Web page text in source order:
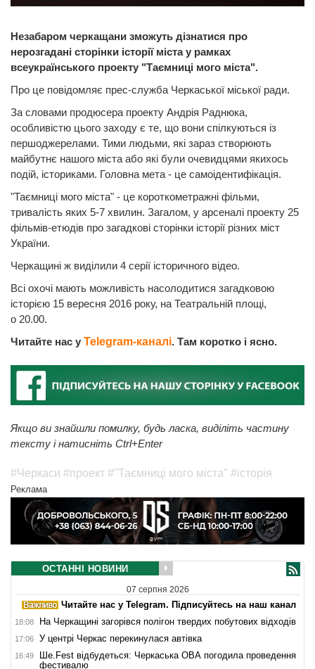
Незабаром черкащани зможуть дізнатися про
нерозгадані сторінки історії міста у рамках
всеукраїнського проекту "Таємниці мого міста".
Про це повідомляє прес-служба Черкаської міської ради.
За словами продюсера проекту Андрія Раднюка,
особливістю цього заходу є те, що вони спілкуються із
першоджерелами. Тими людьми, які зараз створюють
майбутнє нашого міста або які були очевидцями якихось
подій, істориками. Головна мета - це самоідентифікація.
"Таємниці мого міста" - це короткометражні фільми,
тривалість яких 5-7 хвилин. Загалом, у арсеналі проекту 25
фільмів-етюдів про загадкові сторінки історії різних міст
України.
Черкащині ж виділили 4 серії історичного відео.
Всі охочі мають можливість насолодитися загадковою
історією 15 вересня 2016 року, на Театральній площі,
о 20.00.
Читайте нас у Telegram-каналі. Там коротко і ясно.
Якщо ви знайшли помилку, будь ласка, виділіть частину
тексту і натисніть Ctrl+Enter
#Черкаси #проект #"Таємниці мого міста" #історія
Реклама
ОСТАННІ НОВИНИ
07 серпня 2026
Читайте нас у Telegram. Підписуйтесь на наш канал
18:08 На Черкащині загорівся полігон твердих побутових відходів
17:06 У центрі Черкас перекинулася автівка
16:49
Ше.Fest відбудеться: Черкаська ОВА погодила проведення
фестивалю